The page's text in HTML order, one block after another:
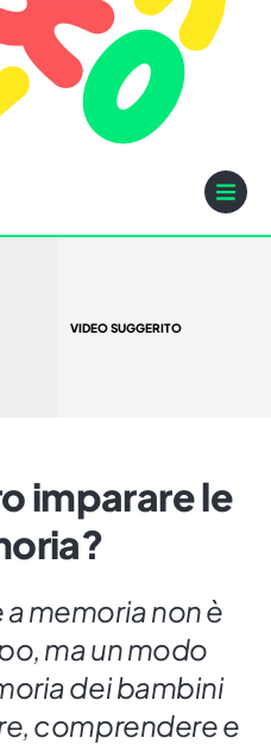
VIDEO SUGGERITO
imparare le
memoria non è
ma un modo
dei bambini
comprendere e